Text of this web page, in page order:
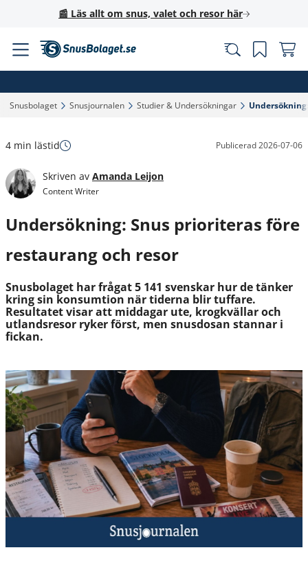
📰 Läs allt om snus, valet och resor här
Snusbolaget‎ Snusjournalen‎ Studier & Undersökningar‎
4 min lästid Publicerad2026-07-06
Skriven av Amanda Leijon
Content Writer
Undersökning: Snus prioriteras före
restaurang och resor
Snusbolaget har frågat 5 141 svenskar hur de tänker
kring sin konsumtion när tiderna blir tuffare.
Resultatet visar att middagar ute, krogkvällar och
utlandsresor ryker först, men snusdosan stannar i
fickan.